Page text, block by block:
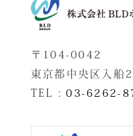
〒104-0042
東京都中央区入
TEL :03-6262-